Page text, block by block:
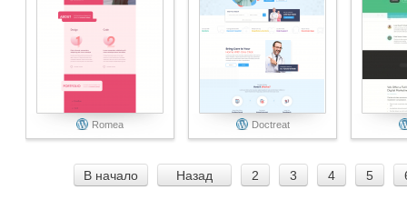
Romea Doctreat
В начало Назад 2 3 4 5